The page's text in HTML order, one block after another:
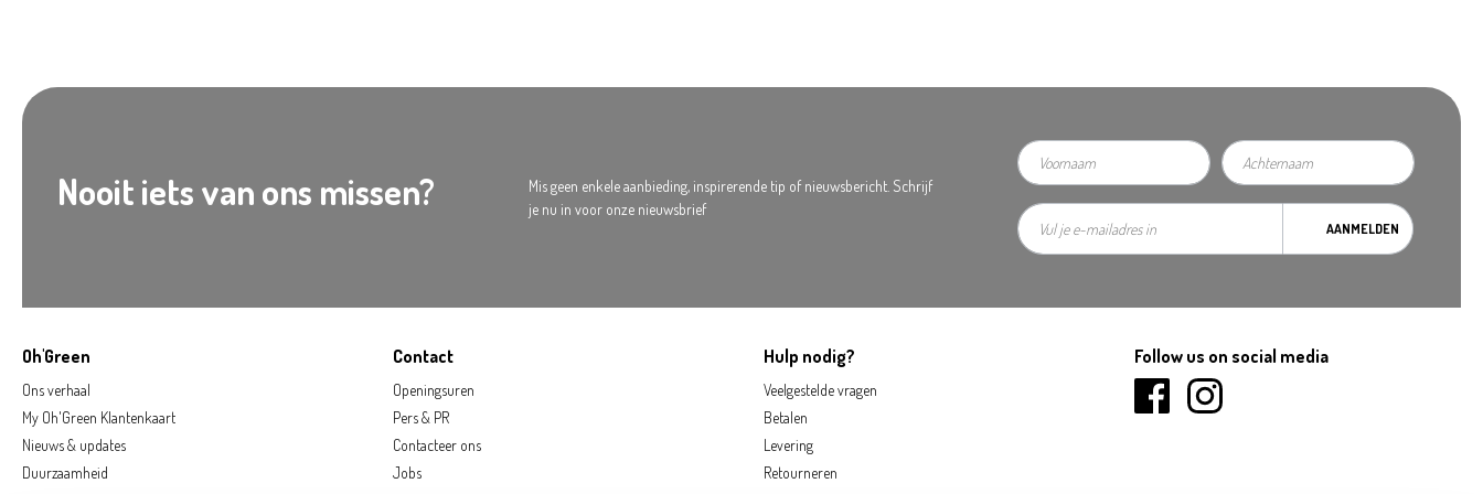
Nooit iets van ons missen?
Mis geen enkele aanbieding, inspirerende tip of nieuwsbericht. Schrijf
je nu in voor onze nieuwsbrief
AANMELDEN
Oh'Green
Ons verhaal
My Oh'Green Klantenkaart
Nieuws & updates
Duurzaamheid
Contact
Openingsuren
Pers & PR
Contacteer ons
Jobs
Hulp nodig?
Veelgestelde vragen
Betalen
Levering
Retourneren
Follow us on social media